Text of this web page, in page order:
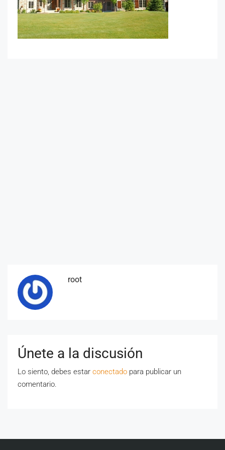
root
Únete a la discusión
Lo siento, debes estar conectado para publicar un
comentario.